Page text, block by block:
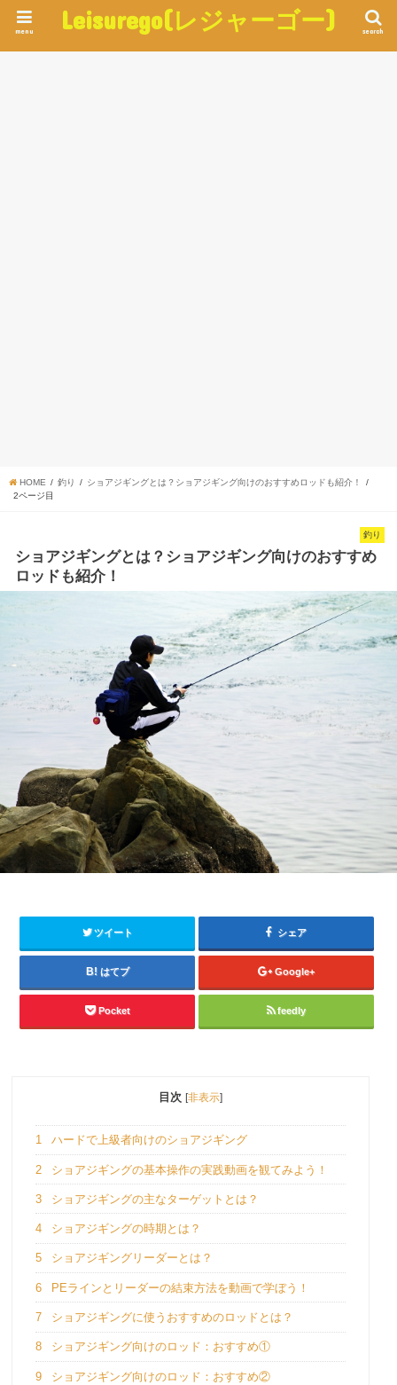
Leisurego(レジャーゴー) search
menu
HOME 釣り
ショアジギングとは？ショアジギング向けのおすすめロッドも紹介！
2ページ目
釣り
ショアジギングとは？ショアジギング向けのおすすめ
ロッドも紹介！
ツイート シェア
はてブ Google+
Pocket feedly
目次 [非表示]
1 ハードで上級者向けのショアジギング
2 ショアジギングの基本操作の実践動画を観てみよう！
3 ショアジギングの主なターゲットとは？
4 ショアジギングの時期とは？
5 ショアジギングリーダーとは？
6 PEラインとリーダーの結束方法を動画で学ぼう！
7 ショアジギングに使うおすすめのロッドとは？
8 ショアジギング向けのロッド：おすすめ①
9 ショアジギング向けのロッド：おすすめ②